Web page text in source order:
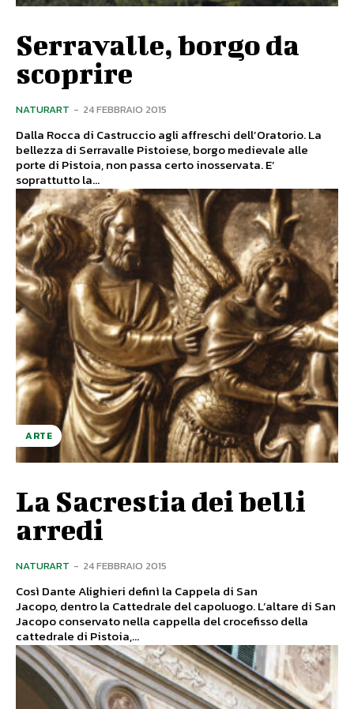
Serravalle, borgo da
scoprire
NATURART - 24 FEBBRAIO 2015
Dalla Rocca di Castruccio agli affreschi dell’Oratorio. La
bellezza di Serravalle Pistoiese, borgo medievale alle
porte di Pistoia, non passa certo inosservata. E’
soprattutto la...
ARTE
La Sacrestia dei belli
arredi
NATURART - 24 FEBBRAIO 2015
Così Dante Alighieri definì la Cappela di San
Jacopo, dentro la Cattedrale del capoluogo. L’altare di San
Jacopo conservato nella cappella del crocefisso della
cattedrale di Pistoia,...